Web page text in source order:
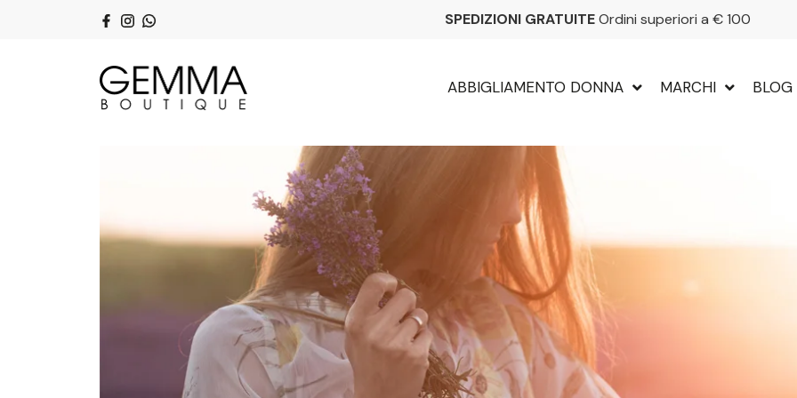
SPEDIZIONI GRATUITEOrdini superiori a € 100
ABBIGLIAMENTO DONNA MARCHI BLOG